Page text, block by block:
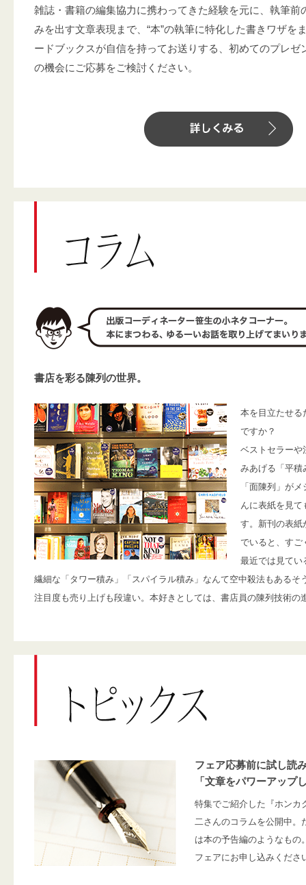
雑誌・書籍の編集協力に携わってきた経験を元に、執筆前
みを出す文章表現まで、“本”の執筆に特化した書きワザを
ードブックスが自信を持ってお送りする、初めてのプレゼ
の機会にご応募をご検討ください。
書店を彩る陳列の世界。
本を目立たせる
ですか？
ベストセラーや
みあげる「平積
「面陳列」が
んに表紙を見て
す。新刊の表紙
でいると、すご
最近では見てい
繊細な「タワー積み」「スパイラル積み」なんて空中殺法もあるそ
注目度も売り上げも段違い。本好きとしては、書店員の陳列技術の
フェア応募前に試し読
「文章をパワーアップ
特集でご紹介した『ホンカ
二さんのコラムを公開中。
は本の予告編のようなもの
フェアにお申し込みくださ